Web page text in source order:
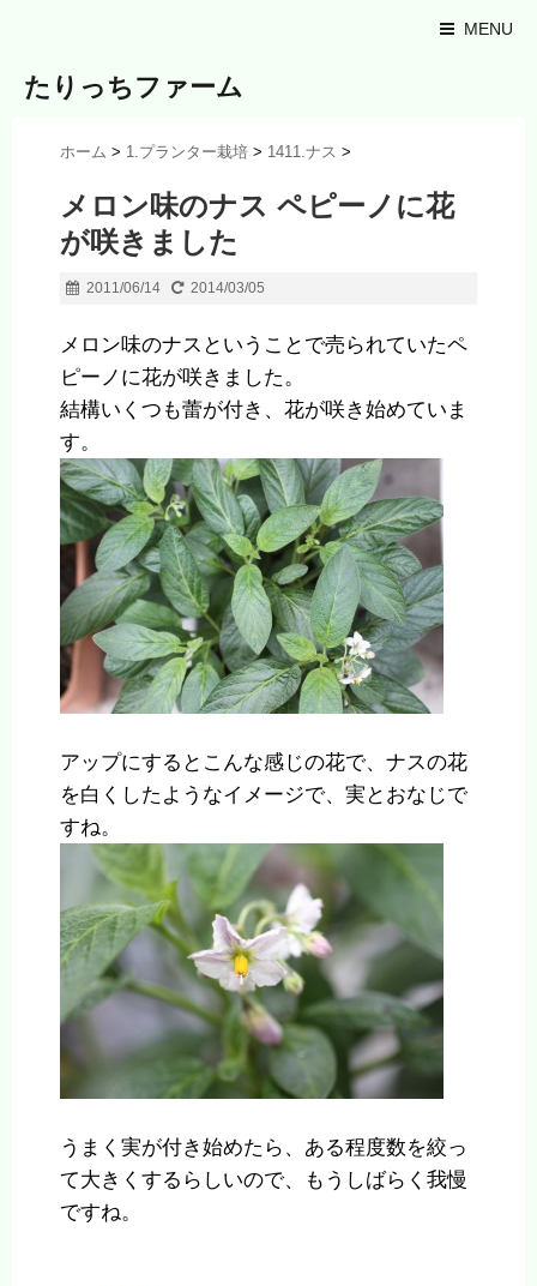
MENU
たりっちファーム
ホーム > 1.プランター栽培 > 1411.ナス >
メロン味のナス ペピーノに花
が咲きました
2011/06/14 2014/03/05
メロン味のナスということで売られていたペ
ピーノに花が咲きました。
結構いくつも蕾が付き、花が咲き始めていま
す。
アップにするとこんな感じの花で、ナスの花
を白くしたようなイメージで、実とおなじで
すね。
うまく実が付き始めたら、ある程度数を絞っ
て大きくするらしいので、もうしばらく我慢
ですね。